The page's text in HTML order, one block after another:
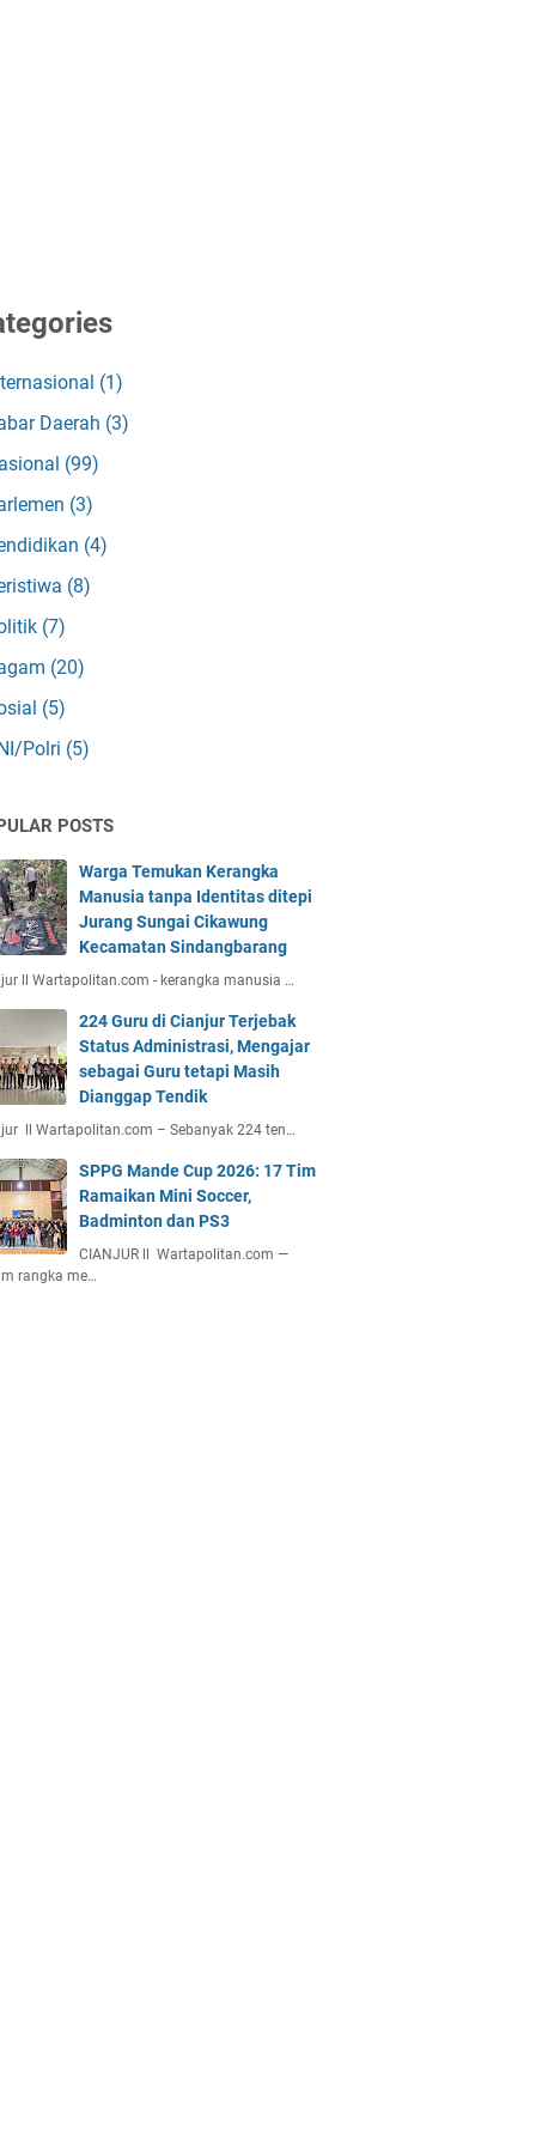
(1)
Daerah (3)
(99)
(3)
(4)
(8)
(7)
(20)
(5)
Polri (5)
POSTS
Warga Temukan Kerangka
Manusia tanpa Identitas ditepi
Jurang Sungai Cikawung
Kecamatan Sindangbarang
ll Wartapolitan.com - kerangka manusia …
224 Guru di Cianjur Terjebak
Status Administrasi, Mengajar
sebagai Guru tetapi Masih
Dianggap Tendik
ll Wartapolitan.com – Sebanyak 224 ten…
SPPG Mande Cup 2026: 17 Tim
Ramaikan Mini Soccer,
Badminton dan PS3
CIANJUR ll Wartapolitan.com —
rangka me…